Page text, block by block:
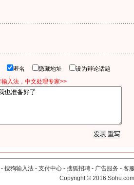
匿名 隐藏地址
设为辩论话题
入法，中文处理专家>>
- 搜狗输入法 - 支付中心 - 搜狐招聘 - 广告服务 - 客
Copyright©2016